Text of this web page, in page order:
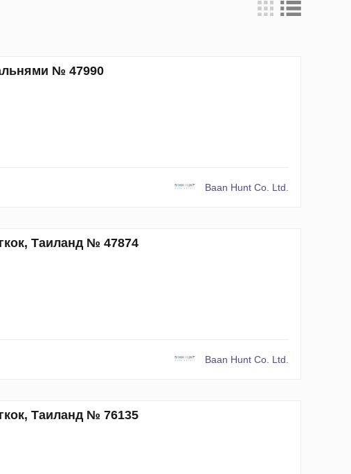
№ 47990
Baan Hunt Co. Ltd.
Таиланд № 47874
Baan Hunt Co. Ltd.
Таиланд № 76135